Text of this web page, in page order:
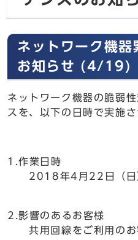
ネットワーク機器
お知らせ (4/19)
ネットワーク機器の脆弱
スを、以下の日時で実施さ
1.作業日時
2018年4月22日（日
2.影響のあるお客様
共用回線をご利用のお